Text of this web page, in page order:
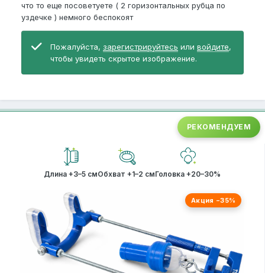
что то еще посоветуете ( 2 горизонтальных рубца по
уздечке ) немного беспокоят
Пожалуйста, зарегистрируйтесь или войдите,
чтобы увидеть скрытое изображение.
РЕКОМЕНДУЕМ
Длина +3–5 смОбхват +1–2 смГоловка +20–30%
Акция −35%